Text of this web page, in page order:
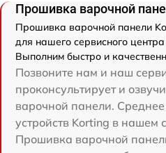
Прошивка варочной
Прошивка варочной панели
для нашего сервисного
Выполним быстро и
Позвоните нам и наш
проконсультирует и
варочной панели.
устройств Korting в нашем
Прошивка варочной